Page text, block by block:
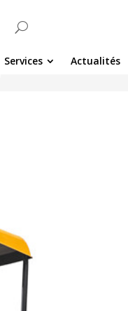
Services Actualités